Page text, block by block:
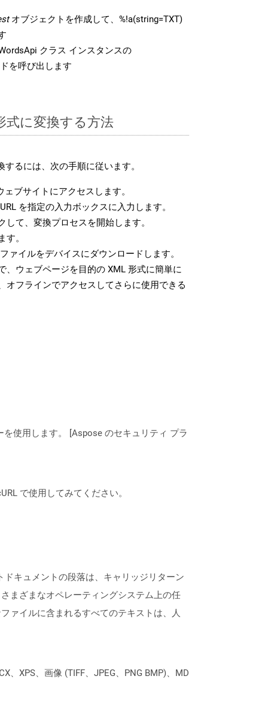
オブジェクトを作成して、%!a(string=TXT)
クラス インスタンスの
を呼び出します
式に変換する方法
るには、次の手順に従います。
ェブサイトにアクセスします。
を指定の入力ボックスに入力します。
して、変換プロセスを開始します。
。
ァイルをデバイスにダウンロードします。
、ウェブページを目的の XML 形式に簡単に
オフラインでアクセスしてさらに使用できる
使用します。 [Aspose のセキュリティ プラ
で使用してみてください。
キュメントの段落は、キャリッジリターン
まざまなオペレーティングシステム上の任
ァイルに含まれるすべてのテキストは、人
XPS、画像 (TIFF、JPEG、PNG BMP)、MD